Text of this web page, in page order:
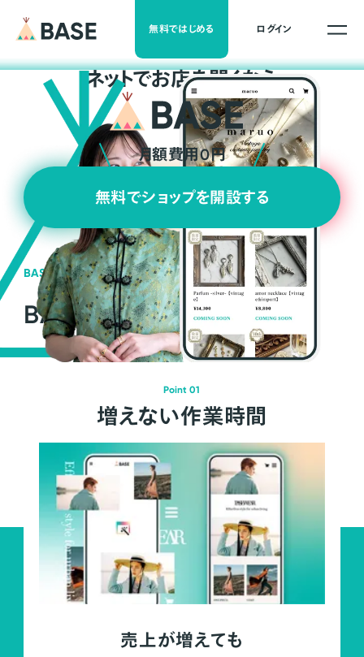
無料ではじめる ログイン
ネットでお店を開くなら
月額費用0円
無料でショップを開設する
BASEの強み
BASEが強い3つの理由
Point 01
増えない作業時間
売上が増えても